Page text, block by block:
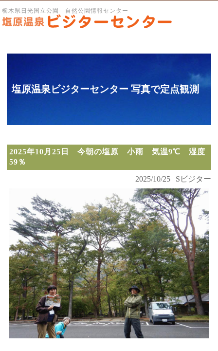
栃木県日光国立公園 自然公園情報センター
塩原温泉ビジターセンター 写真で定点観測
2025年10月25日 今朝の塩原 小雨 気温9℃ 湿度
59％
2025/10/25 | Sビジター